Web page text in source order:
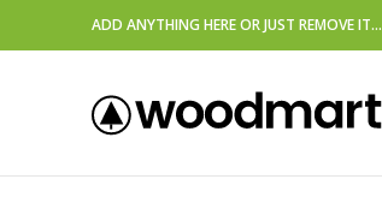
ADD ANYTHING HERE OR JUST REMOVE IT…